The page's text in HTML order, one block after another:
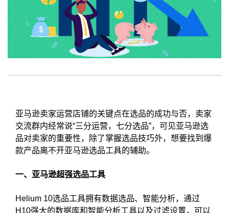
亚马逊卖家运营店铺的关键点在选品的成功与否，卖家
交流群内经常说“三分运营，七分选品”，可见亚马逊选
品对卖家的重要性，除了掌握选品技巧外，想要找到爆
款产品离不开亚马逊选品工具的辅助。
一、亚马逊超强选品工具
Helium 10选品工具拥有数据选品、智能分析，通过
H10强大的数据库和智能分析工具以及过滤设置，可以